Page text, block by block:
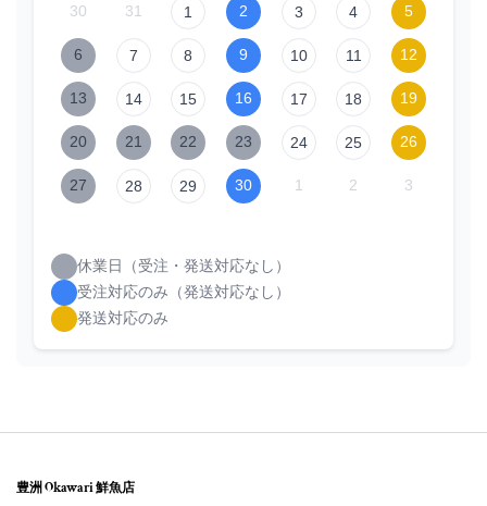
30 31 1 2 3 4 5
6 7 8 9 10 11 12
13 14 15 16 17 18 19
20 21 22 23 24 25 26
27 28 29 30 1 2 3
休業日（受注・発送対応なし）
受注対応のみ（発送対応なし）
発送対応のみ
豊洲 Okawari 鮮魚店